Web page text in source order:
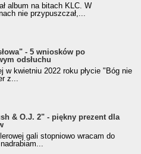
album na bitach KLC. W
nie przypuszczał,...
- 5 wniosków po
odsłuchu
w kwietniu 2022 roku płycie "Bóg nie
z...
& O.J. 2" - piękny prezent dla
gali stopniowo wracam do